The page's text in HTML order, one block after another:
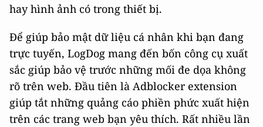
hay hình ảnh có trong thiết bị.
Để giúp bảo mật dữ liệu cá nhân khi bạn đang
trực tuyến, LogDog mang đến bốn công cụ xuất
sắc giúp bảo vệ trước những mối đe dọa không
rõ trên web. Đầu tiên là Adblocker extension
giúp tắt những quảng cáo phiền phức xuất hiện
trên các trang web bạn yêu thích. Rất nhiều lần